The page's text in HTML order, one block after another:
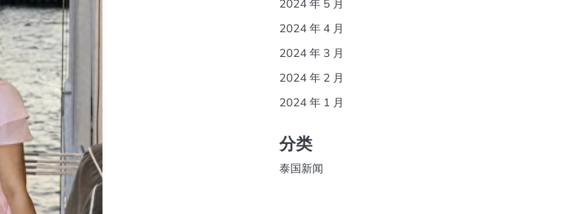
2024 年 5 月
2024 年 4 月
2024 年 3 月
2024 年 2 月
2024 年 1 月
分类
泰国新闻